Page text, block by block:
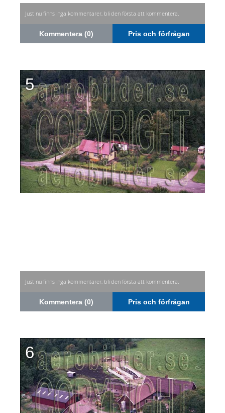
Just nu finns inga kommentarer, bli den första att kommentera.
Kommentera (0) Pris och förfrågan
5
Just nu finns inga kommentarer, bli den första att kommentera.
Kommentera (0) Pris och förfrågan
6